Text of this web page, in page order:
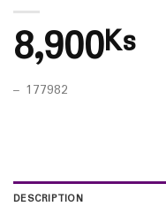
8,900Ks
– 177982
DESCRIPTION